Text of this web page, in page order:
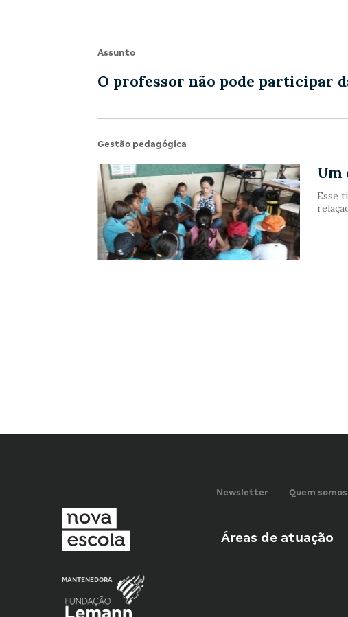
Assunto
O professor não pode participar
Gestão pedagógica
Esse
MANTENEDORA
Newsletter Quem somos
Áreas de atuação